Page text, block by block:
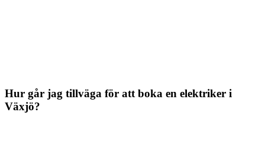
Hur går jag tillväga för att boka en elektriker i
Växjö?